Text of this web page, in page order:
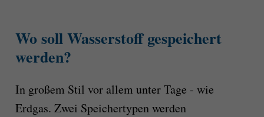
Wo soll Wasserstoff gespeichert
werden?
In großem Stil vor allem unter Tage - wie
Erdgas. Zwei Speichertypen werden